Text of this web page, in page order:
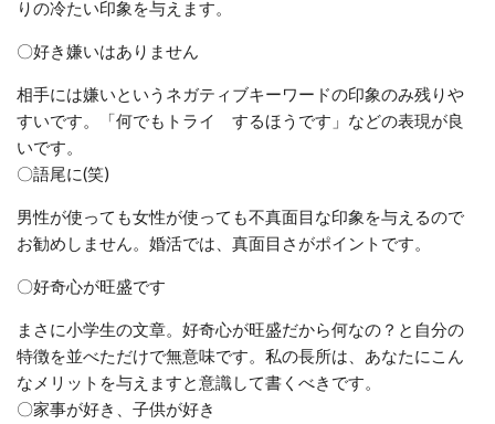
りの冷たい印象を与えます。
〇好き嫌いはありません
相手には嫌いというネガティブキーワードの印象のみ残りや
すいです。「何でもトライ するほうです」などの表現が良
いです。
〇語尾に(笑)
男性が使っても女性が使っても不真面目な印象を与えるので
お勧めしません。婚活では、真面目さがポイントです。
〇好奇心が旺盛です
まさに小学生の文章。好奇心が旺盛だから何なの？と自分の
特徴を並べただけで無意味です。私の長所は、あなたにこん
なメリットを与えますと意識して書くべきです。
〇家事が好き、子供が好き